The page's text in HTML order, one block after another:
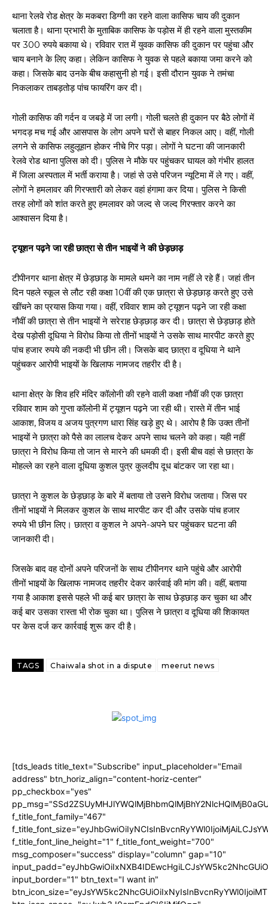
थाना रेलवे रोड क्षेत्र के मकबरा डिग्गी का रहने वाला कासिफ चाय की दुकान
चलाता है। थाना प्रभारी के मुताबिक कासिफ के पड़ोस में ही रहने वाला मुस्तकीम
पर 300 रुपये बकाया थे। रविवार रात में युवक कासिफ की दुकान पर पहुंचा और
चाय बनाने के लिए कहा। लेकिन कासिफ ने युवक से पहले बकाया जमा करने को
कहा। जिसके बाद उनके बीच कहासुनी हो गई। इसी दौरान युवक ने तमंचा
निकलाकर ताबड़तोड़ पांच फायरिंग कर दी।
गोली कासिफ की गर्दन व जबड़े में जा लगी। गोली चलते ही दुकान पर बैठे लोगों में
भगदड़ मच गई और आसपास के लोग अपने घरों से बाहर निकल आए। वहीं, गोली
लगने से कासिफ लहुलूहान होकर नीचे गिर पड़ा। लोगों ने घटना की जानकारी
रेलवे रोड थाना पुलिस को दी। पुलिस ने मौके पर पहुंचकर घायल को गंभीर हालत
में जिला अस्पताल में भर्ती कराया है। जहां से उसे परिजन न्यूटिमा में ले गए। वहीं,
लोगों ने हमलावर की गिरफ्तारी को लेकर वहां हंगामा कर दिया। पुलिस ने किसी
तरह लोगों को शांत करते हुए हमलावर को जल्द से जल्द गिरफ्तार करने का
आश्वासन दिया है।
ट्यूशन पढ़ने जा रही छात्रा से तीन भाइयों ने की छेड़छाड़
टीपीनगर थाना क्षेत्र में छेड़छाड़ के मामले थमने का नाम नहीं ले रहे हैं। जहां तीन
दिन पहले स्कूल से लौट रही कक्षा 10वीं की एक छात्रा से छेड़छाड़ करते हुए उसे
खींचने का प्रयास किया गया। वहीं, रविवार शाम को ट्यूशन पढ़ने जा रही कक्षा
नौवीं की छात्रा से तीन भाइयों ने सरेराह छेड़छाड़ कर दी। छात्रा से छेड़छाड़ होते
देख पड़ोसी दूधिया ने विरोध किया तो तीनों भाइयों ने उसके साथ मारपीट करते हुए
पांच हजार रुपये की नकदी भी छीन ली। जिसके बाद छात्रा व दूधिया ने थाने
पहुंचकर आरोपी भाइयों के खिलाफ नामजद तहरीर दी है।
थाना क्षेत्र के शिव हरि मंदिर कॉलोनी की रहने वाली कक्षा नौवीं की एक छात्रा
रविवार शाम को गुप्ता कॉलोनी में ट्यूशन पढ़ने जा रही थी। रास्ते में तीन भाई
आकाश, विजय व अजय पुत्रगण धारा सिंह खड़े हुए थे। आरोप है कि उक्त तीनों
भाइयों ने छात्रा को पैसे का लालच देकर अपने साथ चलने को कहा। यही नहीं
छात्रा ने विरोध किया तो जान से मारने की धमकी दी। इसी बीच वहां से छात्रा के
मोहल्ले का रहने वाला दूधिया कुशल पुत्र कुलदीप दूध बांटकर जा रहा था।
छात्रा ने कुशल के छेड़छाड़ के बारे में बताया तो उसने विरोध जताया। जिस पर
तीनों भाइयों ने मिलकर कुशल के साथ मारपीट कर दी और उसके पांच हजार
रुपये भी छीन लिए। छात्रा व कुशल ने अपने-अपने घर पहुंचकर घटना की
जानकारी दी।
जिसके बाद वह दोनों अपने परिजनों के साथ टीपीनगर थाने पहुंचे और आरोपी
तीनों भाइयों के खिलाफ नामजद तहरीर देकर कार्रवाई की मांग की। वहीं, बताया
गया है आकाश इससे पहले भी कई बार छात्रा के साथ छेड़छाड़ कर चुका था और
कई बार उसका रास्ता भी रोक चुका था। पुलिस ने छात्रा व दूधिया की शिकायत
पर केस दर्ज कर कार्रवाई शुरू कर दी है।
TAGS Chaiwala shot in a dispute meerut news
[tds_leads title_text="Subscribe" input_placeholder="Email
address" btn_horiz_align="content-horiz-center"
pp_checkbox="yes"
f_title_font_family="467"
f_title_font_line_height="1" f_title_font_weight="700"
msg_composer="success" display="column" gap="10"
input_border="1" btn_text="I want in"